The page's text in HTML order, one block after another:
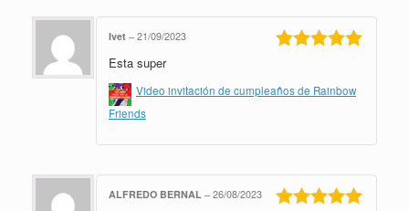
Ivet – 21/09/2023
Esta super
Video invitación de cumpleaños de Rainbow
Friends
ALFREDO BERNAL – 26/08/2023